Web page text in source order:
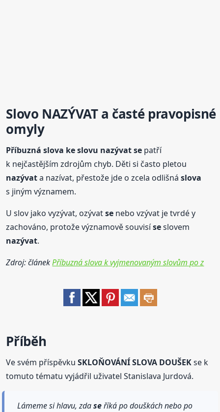
Slovo NAZÝVAT a časté pravopisné
omyly
Příbuzná slova ke slovu nazývat se patří
k nejčastějším zdrojům chyb. Děti si často pletou
nazývata nazívat, přestože jde o zcela odlišnáslova
s jiným významem.
U slov jako vyzývat, ozývatse nebo vzývat je tvrdé y
zachováno, protože významově souvisíseslovem
nazývat.
Zdroj: článekPříbuzná slova k vyjmenovaným slovům po z
Příběh
Ve svém příspěvkuSKLOŇOVÁNÍ SLOVA DOUŠEKse k
tomuto tématu vyjádřil uživatel Stanislava Jurdová.
Lámeme si hlavu, zdaseříká po douškách nebo po